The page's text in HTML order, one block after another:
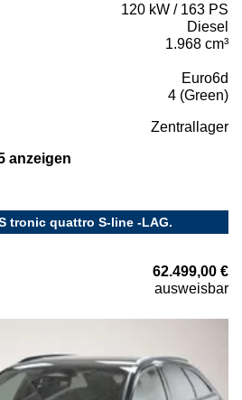
120 kW / 163 PS
Diesel
1.968 cm³
Euro6d
4 (Green)
Zentrallager
anzeigen
tronic quattro S-line -LAG.
62.499,00 €
ausweisbar